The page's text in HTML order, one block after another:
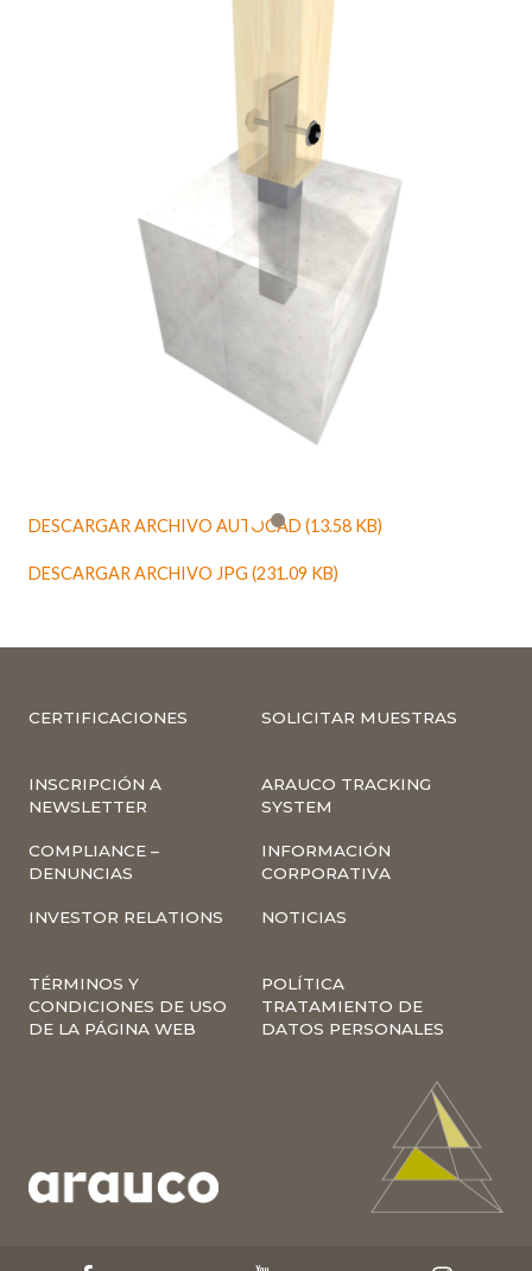
DESCARGAR ARCHIVO AUTOCAD (13.58 KB)
DESCARGAR ARCHIVO JPG (231.09 KB)
CERTIFICACIONES SOLICITAR MUESTRAS
INSCRIPCIÓN A
NEWSLETTER
ARAUCO TRACKING
SYSTEM
COMPLIANCE –
DENUNCIAS
INFORMACIÓN
CORPORATIVA
INVESTOR RELATIONS NOTICIAS
TÉRMINOS Y
CONDICIONES DE USO
DE LA PÁGINA WEB
POLÍTICA
TRATAMIENTO DE
DATOS PERSONALES